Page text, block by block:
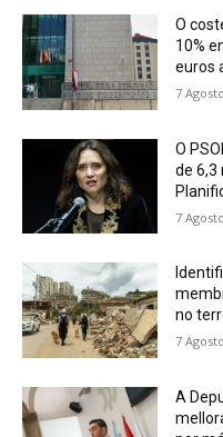
O
10%
euros
7
O
de 6,3
7
no
7
A